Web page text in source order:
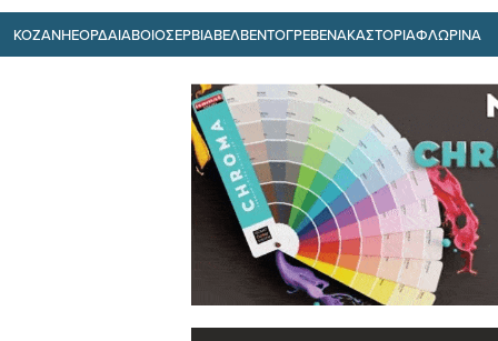
ΚΟΖΑΝΗΕΟΡΔΑΙΑΒΟΙΟΣΕΡΒΙΑΒΕΛΒΕΝΤΟΓΡΕΒΕΝΑΚΑΣΤΟΡΙΑΦΛΩΡΙΝΑ